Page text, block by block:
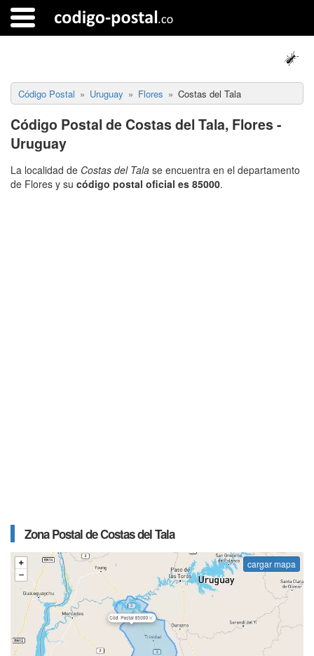
Código Postal Uruguay Flores Costas del Tala
Código Postal de Costas del Tala, Flores -
Uruguay
La localidad de Costas del Tala se encuentra en el departamento
de Flores y su código postal oficial es 85000.
Zona Postal de Costas del Tala
cargar mapa